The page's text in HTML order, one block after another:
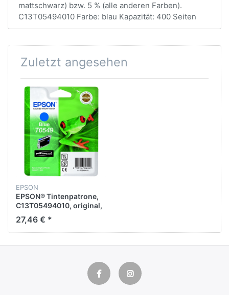
mattschwarz) bzw. 5 % (alle anderen Farben).
C13T05494010 Farbe: blau Kapazität: 400 Seiten
Zuletzt angesehen
EPSON
EPSON® Tintenpatrone,
C13T05494010, original,
blau, 13 ml, 400 Seiten
27,46 € *